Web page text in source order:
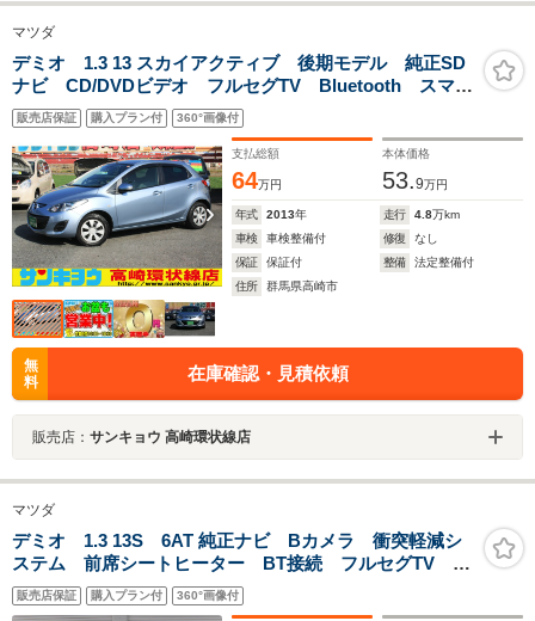
マツダ
デミオ 1.3 13 スカイアクティブ 後期モデル 純正SD
ナビ CD/DVDビデオ フルセグTV Bluetooth スマー
トキー ETC ABSWエアバック プライバシーガラ
ス 社外LEDライト i-stop 禁煙車
販売店保証 購入プラン付 360°画像付
支払総額
64万円
本体価格
53.9万円
年式 2013年 走行 4.8万km
車検
車検整備付 修復
なし
保証
保証付 整備
法定整備付
住所
群馬県高崎市
無
料
在庫確認・見積依頼
販売店： サンキョウ 高崎環状線店
マツダ
デミオ 1.3 13S 6AT 純正ナビ Bカメラ 衝突軽減シ
ステム 前席シートヒーター BT接続 フルセグTV ア
イドリングストップ Pスタート スマートキー 横滑り
防止 ステアリングSW USB ETC 禁煙車
販売店保証 購入プラン付 360°画像付